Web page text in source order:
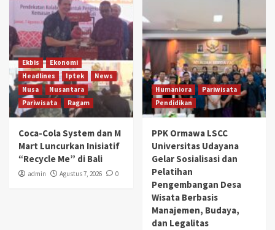
Ekbis
Ekonomi
Headlines
Iptek
News
Nusa
Nusantara
Pariwisata
Ragam
Coca-Cola System dan M
Mart Luncurkan Inisiatif
“Recycle Me” di Bali
admin Agustus 7, 2026 0
Humaniora
Pariwisata
Pendidikan
PPK Ormawa LSCC
Universitas Udayana
Gelar Sosialisasi dan
Pelatihan
Pengembangan Desa
Wisata Berbasis
Manajemen, Budaya,
dan Legalitas